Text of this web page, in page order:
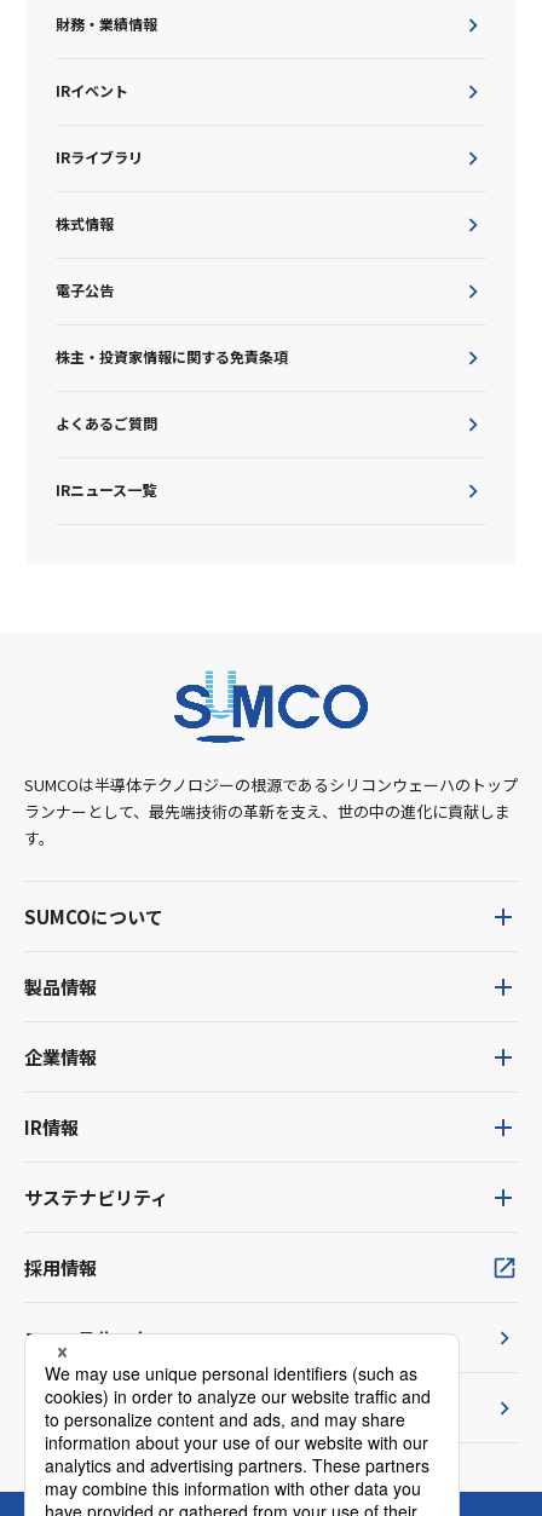
財務・業績情報
IRイベント
IRライブラリ
株式情報
電子公告
株主・投資家情報に関する免責条項
よくあるご質問
IRニュース一覧
SUMCOは半導体テクノロジーの根源であるシリコンウェーハのトップ
ランナーとして、最先端技術の革新を支え、世の中の進化に貢献しま
す。
SUMCOについて
製品情報
企業情報
IR情報
サステナビリティ
採用情報
ニュースルーム
TVCM紹介